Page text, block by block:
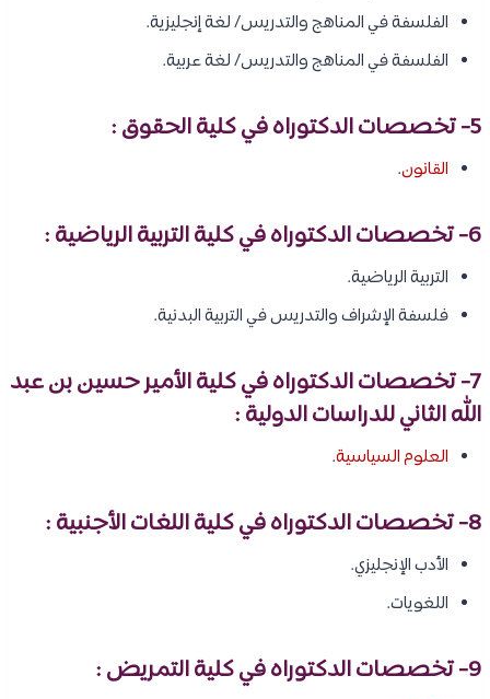
الفلسفة في المناهج والتدريس/ لغة إنجليزية.
الفلسفة في المناهج والتدريس/ لغة عربية.
5- تخصصات الدكتوراه في كلية الحقوق :
القانون.
6- تخصصات الدكتوراه في كلية التربية الرياضية :
التربية الرياضية.
فلسفة الإشراف والتدريس في التربية البدنية.
7- تخصصات الدكتوراه في كلية الأمير حسين بن عبد
الله الثاني للدراسات الدولية :
العلوم السياسية.
8- تخصصات الدكتوراه في كلية اللغات الأجنبية :
الأدب الإنجليزي.
اللغويات.
9- تخصصات الدكتوراه في كلية التمريض :